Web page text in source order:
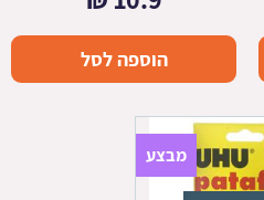
הוספה לסל
מבצע